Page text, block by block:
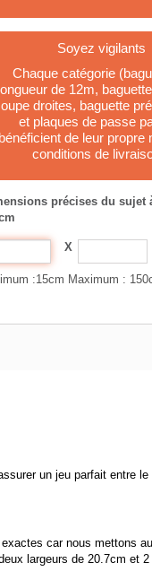
Soyez vigilants
Chaque catégorie
de 12m,
droites, baguette
et plaques de passe
bénéficient de leur propre
conditions de
précises du sujet
X
:15cm Maximum :
un jeu parfait entre
car nous mettons
largeurs de 20.7cm et